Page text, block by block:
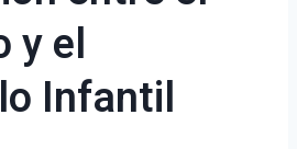
y el
Infantil